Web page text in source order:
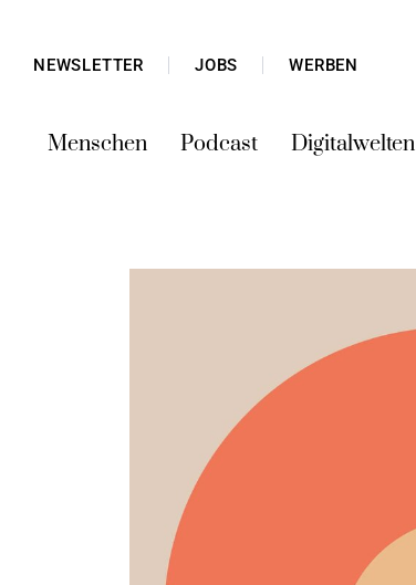
NEWSLETTER JOBS WERBEN
Menschen Podcast Digitalwelten